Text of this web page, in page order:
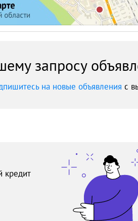
запросу
на новые объявления с
кредит